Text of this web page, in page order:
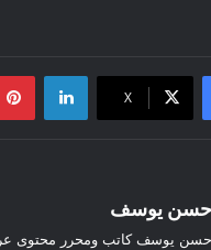
‫X
لينكدإن
حسن يوسف
حسن يوسف كاتب ومحرر محتوى